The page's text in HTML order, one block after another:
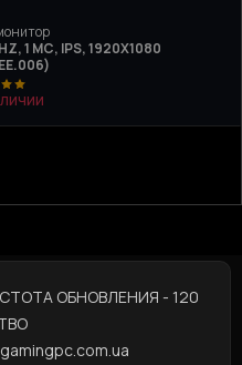
1 МС, IPS, 1920Х1080
ОБНОВЛЕНИЯ - 120
gamingpc.com.ua